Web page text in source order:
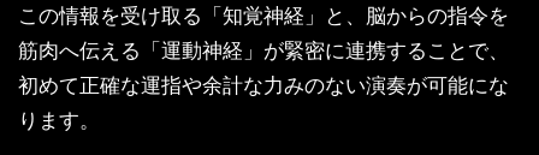
この情報を受け取る「知覚神経」と、脳からの指令を
筋肉へ伝える「運動神経」が緊密に連携することで、
初めて正確な運指や余計な力みのない演奏が可能にな
ります。